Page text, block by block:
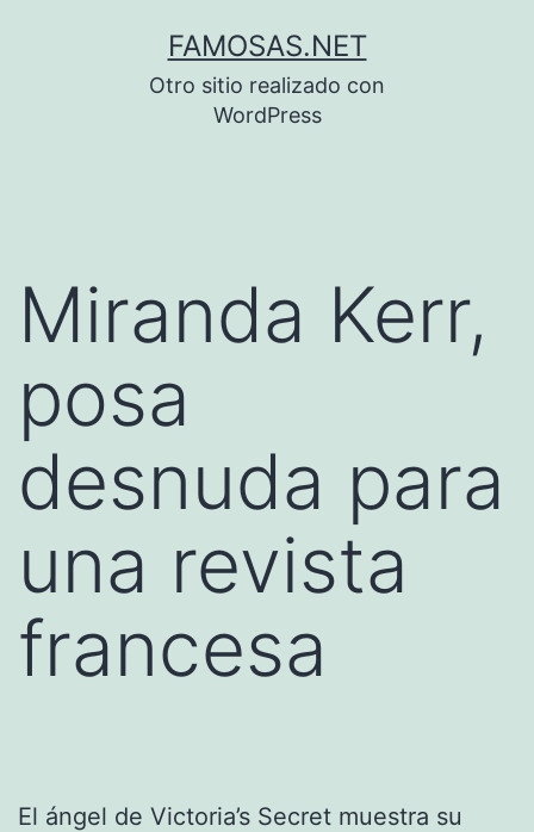
FAMOSAS.NET
Otro sitio realizado con
WordPress
Miranda Kerr,
posa
desnuda para
una revista
francesa
El ángel de Victoria’s Secret muestra su